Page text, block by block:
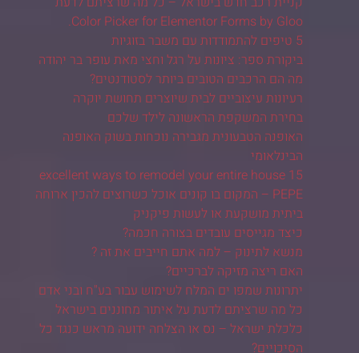
Color Picker for Elementor Forms by Gloo.
5 טיפים להתמודדות עם משבר בזוגיות
ביקורת ספר: ציונות על רגל וחצי מאת עופר בר יהודה
מה הם הרכבים הטובים ביותר לסטודנטים?
רעיונות עיצוביים לבית שיוצרים תחושת יוקרה
בחירת המשקפת הראשונה לילד שלכם
האופנה הטבעונית מגבירה נוכחות בשוק האופנה
הבינלאומי
15 excellent ways to remodel your entire house
PEPE – המקום בו קונים אוכל כשרוצים להכין ארוחה
ביתית מושקעת או לעשות פיקניק
כיצד מגייסים עובדים בצורה חכמה?
מנשא לתינוק – למה אתם חייבים את זה ?
האם ריצה מזיקה לברכיים?
יתרונות שמפו ים המלח לשימוש עבור בע"ח ובני אדם
כל מה שרציתם לדעת על איתור מחוננים בישראל
כלכלת ישראל – נס או הצלחה ידועה מראש כנגד כל
הסיכויים?